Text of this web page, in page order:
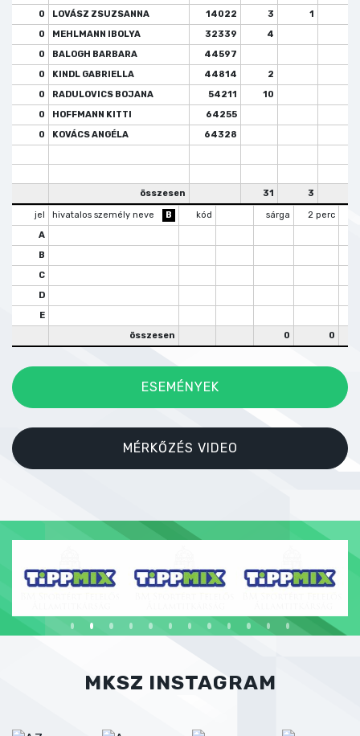
0
LOVÁSZ ZSUZSANNA 14022 3
1
0
MEHLMANN IBOLYA 32339
4
0
BALOGH BARBARA 44597
0
KINDL GABRIELLA 44814 2
0
RADULOVICS BOJANA 54211
10
0
HOFFMANN KITTI
64255
0
KOVÁCS ANGÉLA 64328
összesen 31 3
jel hivatalos személy neve B kód sárga 2 perc
A
B
C
D
E
összesen
0 0
ESEMÉNYEK
MÉRKŐZÉS VIDEO
MKSZ INSTAGRAM